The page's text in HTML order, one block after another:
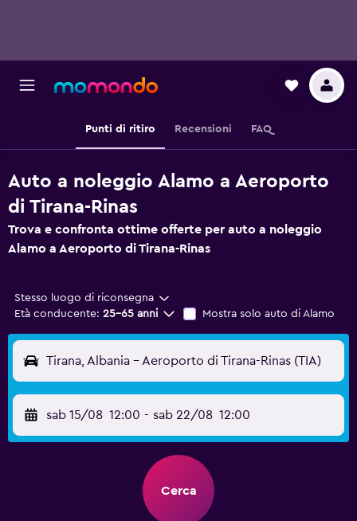
Punti di ritiro Recensioni FAQ
Auto a noleggio Alamo a Aeroporto
di Tirana-Rinas
Trova e confronta ottime offerte per auto a noleggio
Alamo a Aeroporto di Tirana-Rinas
Stesso luogo di riconsegna
Età conducente: 25-65 anni Mostra solo auto di Alamo
Tirana, Albania - Aeroporto di Tirana-Rinas (TIA)
sab 15/08 12:00 - sab 22/08 12:00
Cerca